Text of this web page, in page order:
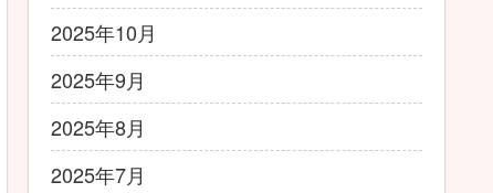
2025年10月
2025年9月
2025年8月
2025年7月